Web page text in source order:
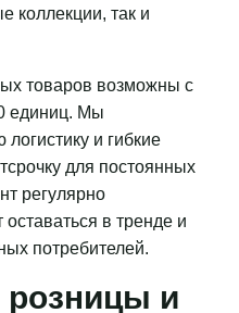
коллекции, так и
товаров возможны с
единиц. Мы
и гибкие
для постоянных
регулярно
оставаться в тренде и
потребителей.
розницы и